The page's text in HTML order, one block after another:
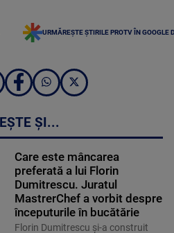
URMĂREȘTE ȘTIRILE PROTV ÎN GOOGLE
ȘI...
Care este mâncarea
preferată a lui Florin
Dumitrescu. Juratul
MastrerChef a vorbit despre
începuturile în bucătărie
Florin Dumitrescu și-a construit